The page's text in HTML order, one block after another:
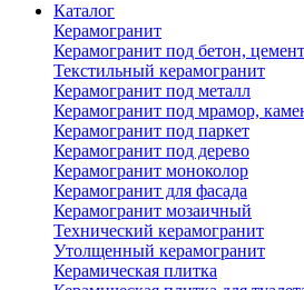
Каталог
Керамогранит
Керамогранит под бетон, цемент
Текстильный керамогранит
Керамогранит под металл
Керамогранит под мрамор,
Керамогранит под паркет
Керамогранит под дерево
Керамогранит моноколор
Керамогранит для фасада
Керамогранит мозаичный
Технический керамогранит
Утолщенный керамогранит
Керамическая плитка